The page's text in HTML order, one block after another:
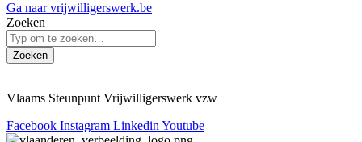
Ga naar vrijwilligerswerk.be
Zoeken
Zoeken
Vlaams Steunpunt Vrijwilligerswerk vzw
Facebook Instagram Linkedin Youtube